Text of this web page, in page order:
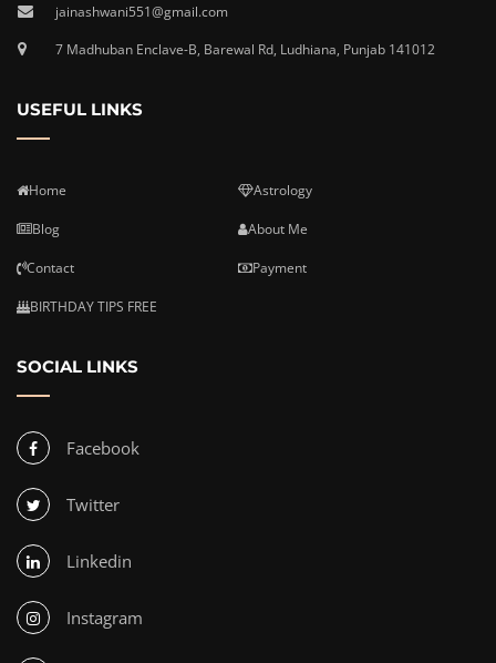
jainashwani551@gmail.com
7 Madhuban Enclave-B, Barewal Rd, Ludhiana, Punjab 141012
USEFUL LINKS
Home Astrology
Blog About Me
Contact Payment
BIRTHDAY TIPS FREE
SOCIAL LINKS
Facebook
Twitter
Linkedin
Instagram